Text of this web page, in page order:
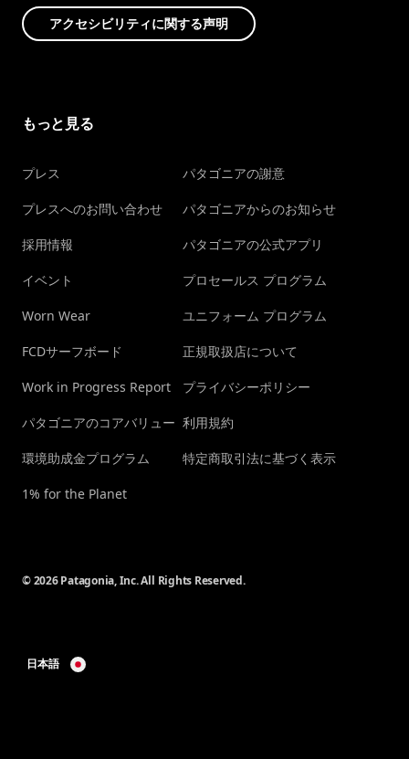
アクセシビリティに関する声明
もっと見る
プレス
プレスへのお問い合わせ
採用情報
イベント
Worn Wear
FCDサーフボード
Work in Progress Report
パタゴニアのコアバリュー
環境助成金プログラム
1% for the Planet
パタゴニアの謝意
パタゴニアからのお知らせ
パタゴニアの公式アプリ
プロセールス プログラム
ユニフォーム プログラム
正規取扱店について
プライバシーポリシー
利用規約
特定商取引法に基づく表示
© 2026 Patagonia, Inc. All Rights Reserved.
日本語